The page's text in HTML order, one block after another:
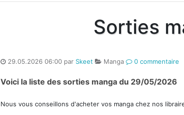
Sorties
29.05.2026 06:00 par Skeet Manga 0 commentaire
Voici la liste des sorties manga du 29/05/2026
Nous vous conseillons d'acheter vos manga chez nos